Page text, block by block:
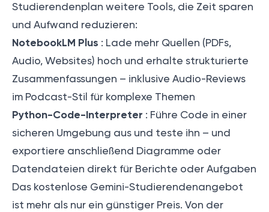
Studierendenplan weitere Tools, die Zeit sparen
und Aufwand reduzieren:
NotebookLM Plus : Lade mehr Quellen (PDFs,
Audio, Websites) hoch und erhalte strukturierte
Zusammenfassungen – inklusive Audio-Reviews
im Podcast-Stil für komplexe Themen
Python-Code-Interpreter : Führe Code in einer
sicheren Umgebung aus und teste ihn – und
exportiere anschließend Diagramme oder
Datendateien direkt für Berichte oder Aufgaben
Das kostenlose Gemini-Studierendenangebot
ist mehr als nur ein günstiger Preis. Von der